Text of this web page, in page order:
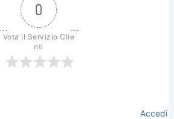
0
Vota il Servizio Clie
nti
Accedi